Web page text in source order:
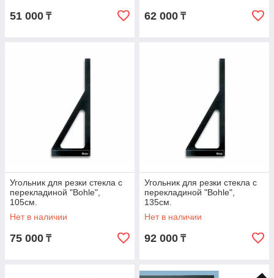
51 000 ₸ 62 000 ₸
Угольник для резки стекла с
перекладиной "Bohle",
105см.
Нет в наличии
75 000 ₸
Угольник для резки стекла с
перекладиной "Bohle",
135см.
Нет в наличии
92 000 ₸